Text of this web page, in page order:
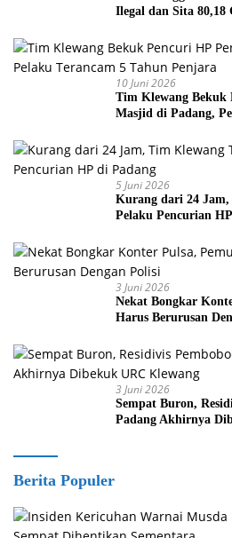
Ilegal dan Sita 80,18
10 Juni 2026
Tim Klewang Bekuk
Masjid di Padang,
5 Juni 2026
Kurang dari 24
Pelaku Pencurian
3 Juni 2026
Nekat Bongkar
Harus Berurusan
3 Juni 2026
Sempat Buron,
Padang Akhirnya
Berita Populer